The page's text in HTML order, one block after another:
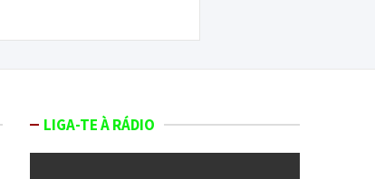
LIGA-TE À RÁDIO